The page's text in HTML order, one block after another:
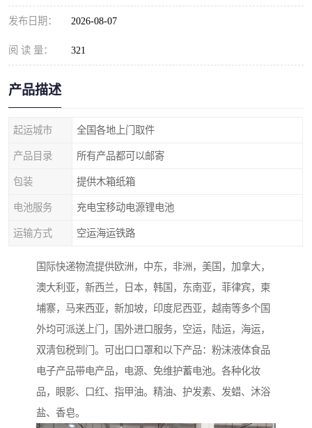
发布日期： 2026-08-07
阅 读 量： 321
产品描述
起运城市 全国各地上门取件
产品目录 所有产品都可以邮寄
包装 提供木箱纸箱
电池服务 充电宝移动电源锂电池
运输方式 空运海运铁路
国际快递物流提供欧洲，中东，非洲，美国，加拿大，
澳大利亚，新西兰，日本，韩国，东南亚，菲律宾，柬
埔寨，马来西亚，新加坡，印度尼西亚，越南等多个国
外均可派送上门，国外进口服务，空运，陆运，海运，
双清包税到门。可出口口罩和以下产品：粉沫液体食品
电子产品带电产品，电源、免维护蓄电池。各种化妆
品，眼影、口红、指甲油。精油、护发素、发蜡、沐浴
盐、香皂。